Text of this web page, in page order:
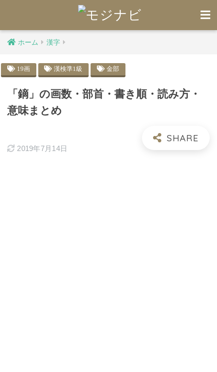
ホーム 漢字
19画 漢検準1級 金部
「鏑」の画数・部首・書き順・読み方・
意味まとめ
2019年7月14日